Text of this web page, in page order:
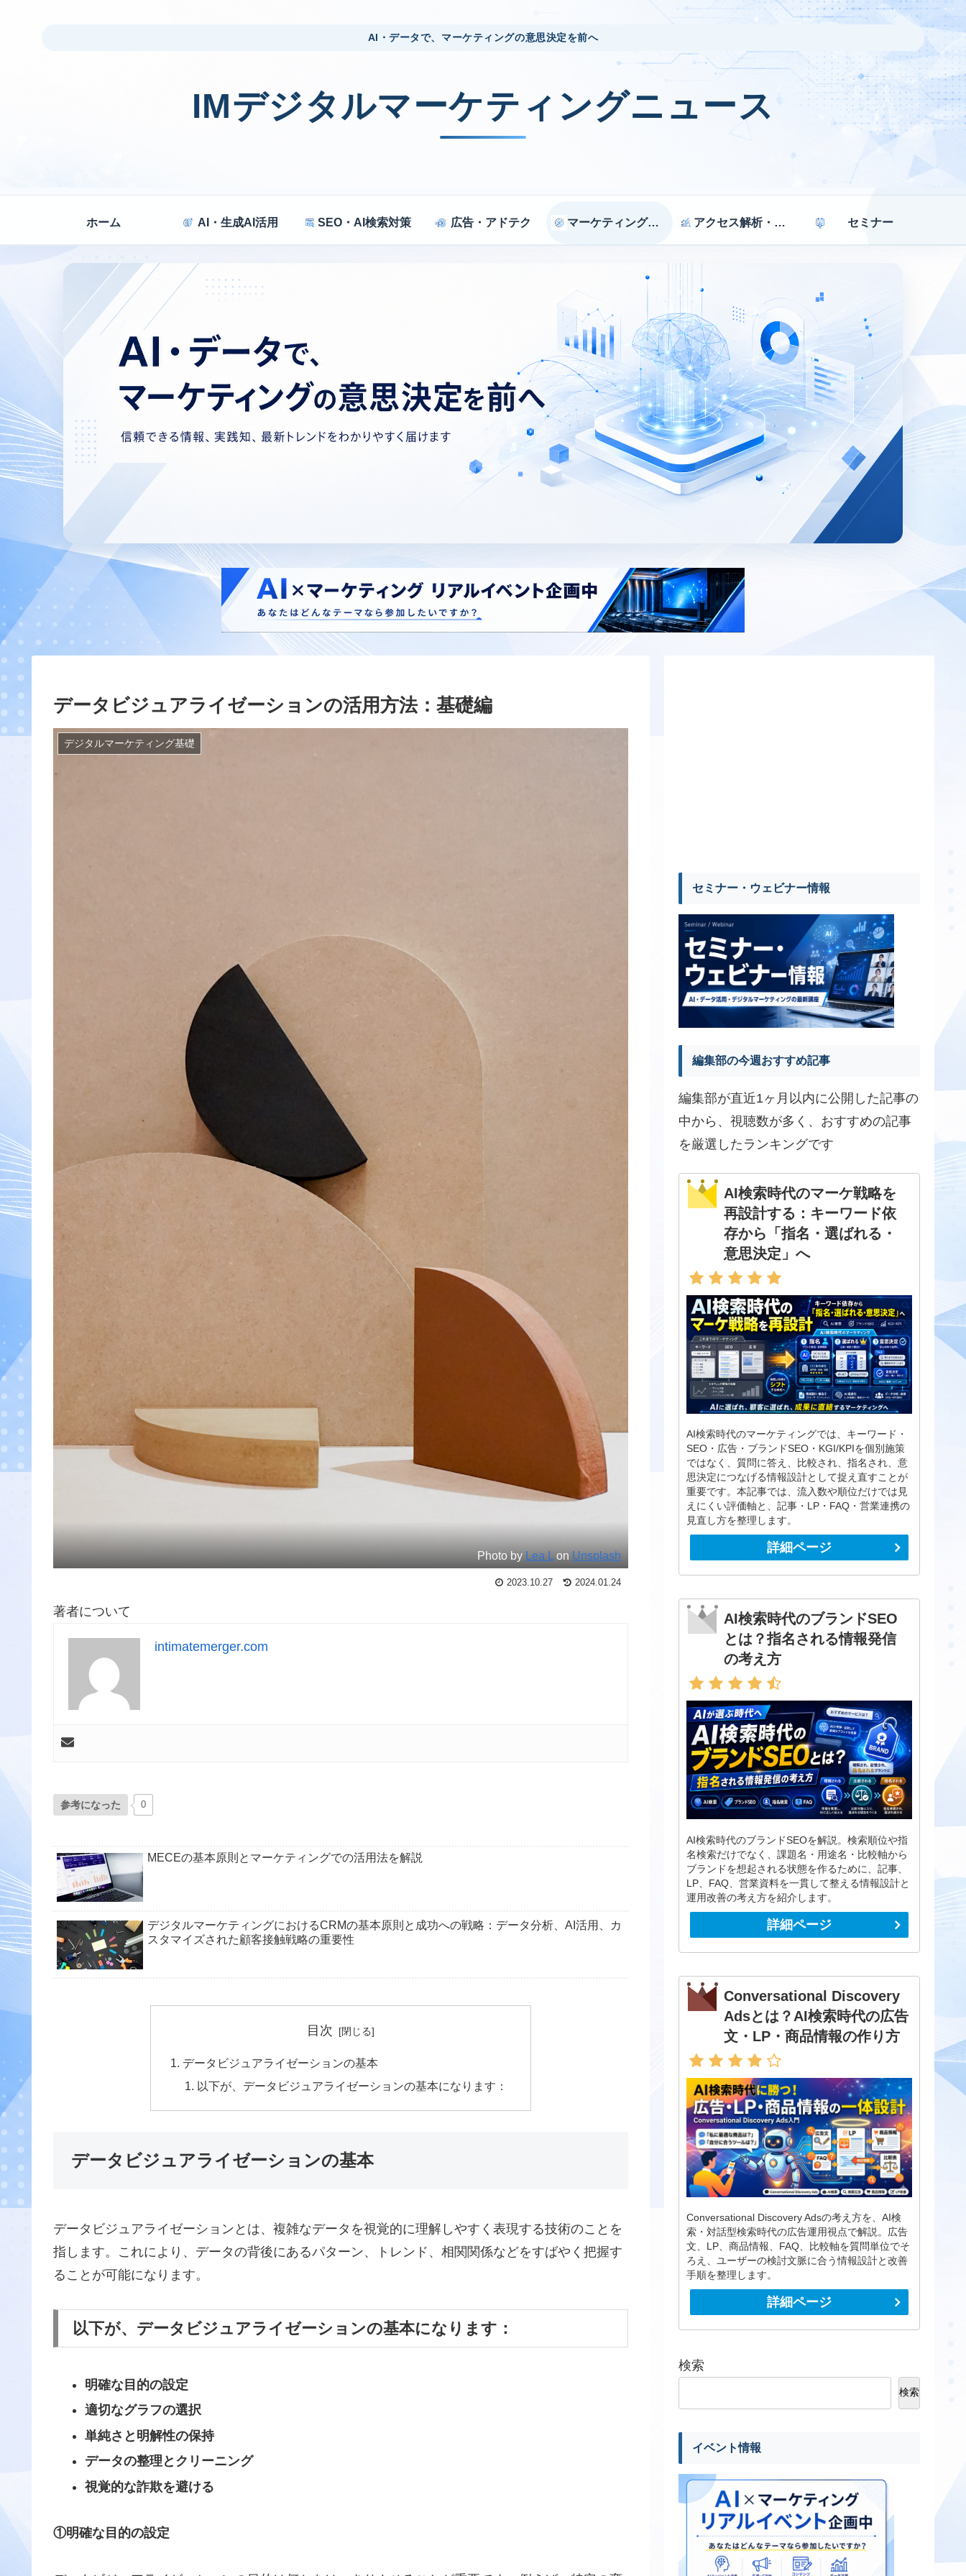
AI・データで、マーケティングの意思決定を前へ
IMデジタルマーケティングニュース
ホーム AI・生成AI活用 SEO・AI検索対策 広告・アドテク マーケティング戦略 アクセス解析・効果測定 セミナー
データビジュアライゼーションの活用方法：基礎編
デジタルマーケティング基礎
Photo by Lea Lon Unsplash
2023.10.27 2024.01.24
著者について
intimatemerger.com
参考になった 0
MECEの基本原則とマーケティングでの活用法を解説
デジタルマーケティングにおけるCRMの基本原則と成功への戦略：データ分析、AI活用、カ
スタマイズされた顧客接触戦略の重要性
目次
データビジュアライゼーションの基本
以下が、データビジュアライゼーションの基本になります：
データビジュアライゼーションの基本
データビジュアライゼーションとは、複雑なデータを視覚的に理解しやすく表現する技術のことを
指します。これにより、データの背後にあるパターン、トレンド、相関関係などをすばやく把握す
ることが可能になります。
以下が、データビジュアライゼーションの基本になります：
明確な目的の設定
適切なグラフの選択
単純さと明解性の保持
データの整理とクリーニング
視覚的な詐欺を避ける
①明確な目的の設定
セミナー・ウェビナー情報
編集部の今週おすすめ記事
編集部が直近1ヶ月以内に公開した記事の
中から、視聴数が多く、おすすめの記事
を厳選したランキングです
AI検索時代のマーケ戦略を
再設計する：キーワード依
存から「指名・選ばれる・
意思決定」へ
AI検索時代のマーケティングでは、キーワード・
SEO・広告・ブランドSEO・KGI/KPIを個別施策
ではなく、質問に答え、比較され、指名され、意
思決定につなげる情報設計として捉え直すことが
重要です。本記事では、流入数や順位だけでは見
えにくい評価軸と、記事・LP・FAQ・営業連携の
見直し方を整理します。
詳細ページ
AI検索時代のブランドSEO
とは？指名される情報発信
の考え方
AI検索時代のブランドSEOを解説。検索順位や指
名検索だけでなく、課題名・用途名・比較軸から
ブランドを想起される状態を作るために、記事、
LP、FAQ、営業資料を一貫して整える情報設計と
運用改善の考え方を紹介します。
詳細ページ
Conversational Discovery
Adsとは？AI検索時代の広告
文・LP・商品情報の作り方
Conversational Discovery Adsの考え方を、AI検
索・対話型検索時代の広告運用視点で解説。広告
文、LP、商品情報、FAQ、比較軸を質問単位でそ
ろえ、ユーザーの検討文脈に合う情報設計と改善
手順を整理します。
詳細ページ
検索
検索
イベント情報